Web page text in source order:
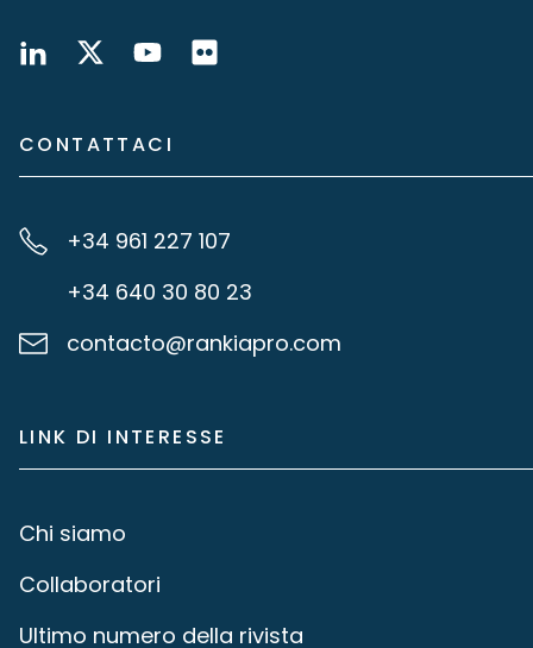
CONTATTACI
+34 961 227 107
+34 640 30 80 23
contacto@rankiapro.com
LINK DI INTERESSE
Chi siamo
Collaboratori
Ultimo numero della rivista